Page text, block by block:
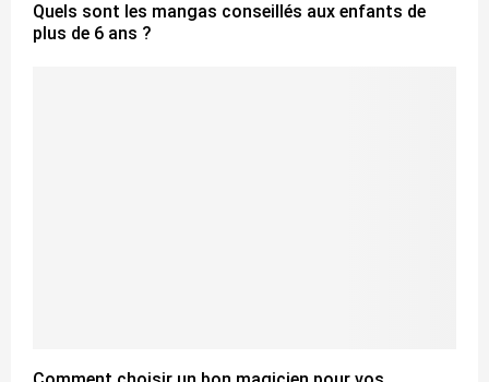
Quels sont les mangas conseillés aux enfants de
plus de 6 ans ?